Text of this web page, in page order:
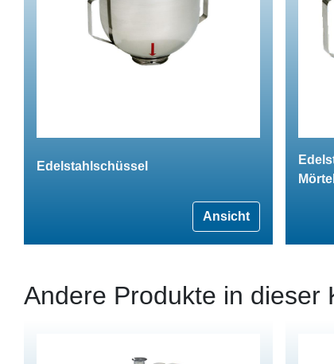
Edelstahlschüssel
Ansicht
Andere Produkte in dieser